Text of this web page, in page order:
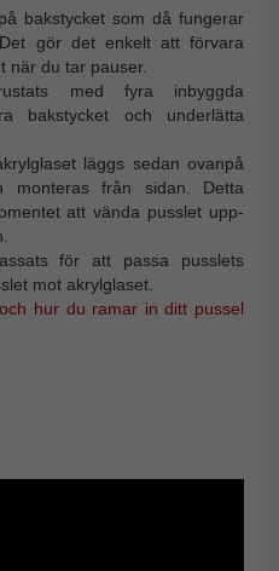
bakstycket som då fungerar
gör det enkelt att förvara
när du tar pauser.
med fyra inbyggda
bakstycket och underlätta
läggs sedan ovanpå
monteras från sidan. Detta
att vända pusslet upp-
för att passa pusslets
mot akrylglaset.
hur du ramar in ditt pussel